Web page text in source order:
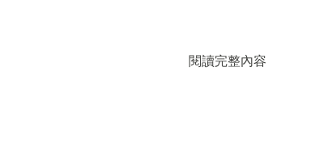
閱讀完整內容